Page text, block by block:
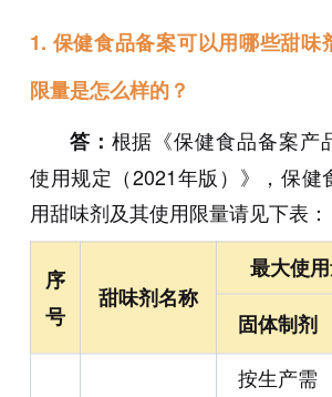
1. 保健食品备案可以用哪些甜味
限量是怎么样的？
答： 根据《保健食品备案产
使用规定（2021年版）》，保健
用甜味剂及其使用限量请见下表：
序
号
甜味剂名称
最大使
固体制剂
按生产需